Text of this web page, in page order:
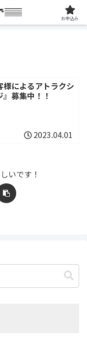
様によるアトラクシ
募集中！！
2023.04.01
いです！
お申込み